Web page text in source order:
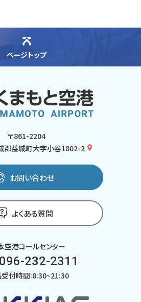
ページトップ
〒861-2204
郡益城町大字小谷1802-2
お問い合わせ
よくある質問
空港コールセンター
096-232-2311
受付時間:8:30~21:30